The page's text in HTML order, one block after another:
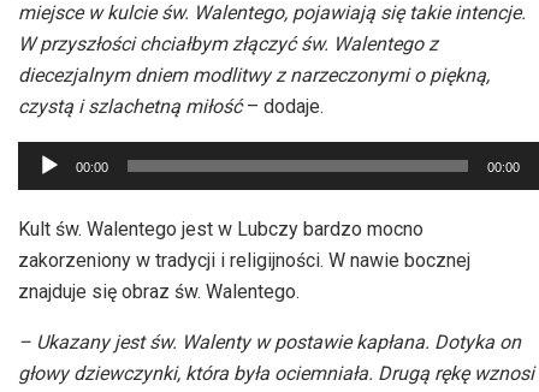
miejsce w kulcie św. Walentego, pojawiają się takie intencje.
W przyszłości chciałbym złączyć św. Walentego z
diecezjalnym dniem modlitwy z narzeczonymi o piękną,
czystą i szlachetną miłość– dodaje.
Odtwarzacz
plików
dźwiękowych
00:00 00:00
Kult św. Walentego jest w Lubczy bardzo mocno
zakorzeniony w tradycji i religijności. W nawie bocznej
znajduje się obraz św. Walentego.
– Ukazany jest św. Walenty w postawie kapłana. Dotyka on
głowy dziewczynki, która była ociemniała. Drugą rękę wznosi